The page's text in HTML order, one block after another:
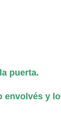
puerta.
envolvés y lo